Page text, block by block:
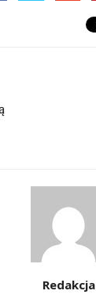
Redakcja